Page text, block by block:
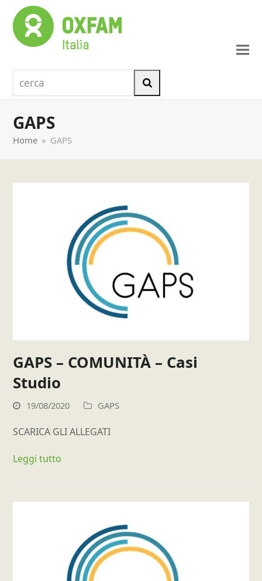
cerca
GAPS
Home » GAPS
GAPS – COMUNITÀ – Casi
Studio
19/08/2020 GAPS
SCARICA GLI ALLEGATI
Leggi tutto